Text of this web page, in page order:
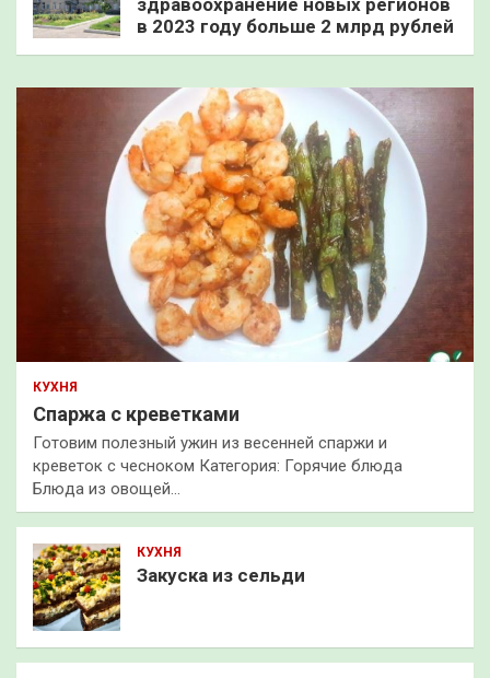
здравоохранение новых регионов
в 2023 году больше 2 млрд рублей
КУХНЯ
Спаржа с креветками
Готовим полезный ужин из весенней спаржи и
креветок с чесноком Категория: Горячие блюда
Блюда из овощей…
КУХНЯ
Закуска из сельди